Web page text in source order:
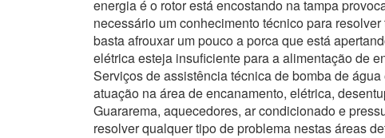
energia é o rotor está encostando na tampa
necessário um conhecimento técnico para resolver
basta afrouxar um pouco a porca que está
elétrica esteja insuficiente para a alimentação de
Serviços de assistência técnica de bomba de água
atuação na área de encanamento, elétrica,
Guararema, aquecedores, ar condicionado e
resolver qualquer tipo de problema nestas áreas